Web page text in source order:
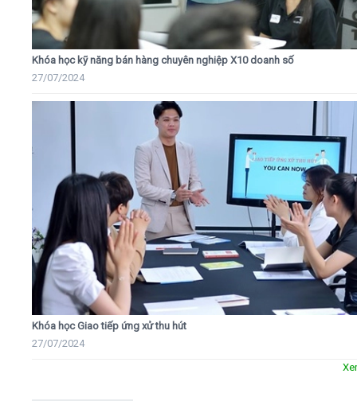
Khóa học kỹ năng bán hàng chuyên nghiệp X10 doanh số
27/07/2024
Khóa học Giao tiếp ứng xử thu hút
27/07/2024